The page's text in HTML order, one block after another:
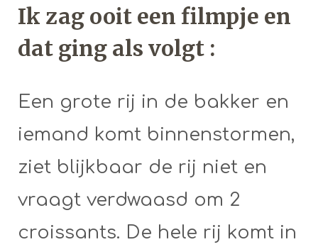
Ik zag ooit een filmpje en
dat ging als volgt :
Een grote rij in de bakker en
iemand komt binnenstormen,
ziet blijkbaar de rij niet en
vraagt verdwaasd om 2
croissants. De hele rij komt in